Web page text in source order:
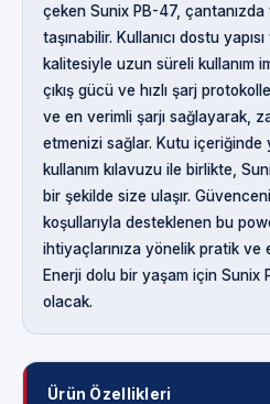
çeken Sunix PB-47,
taşınabilir. Kullanıcı dostu
kalitesiyle uzun süreli kullanım
çıkış gücü ve hızlı şarj
ve en verimli şarjı sağlayarak,
etmenizi sağlar. Kutu içeriğinde
kullanım kılavuzu ile birlikte,
bir şekilde size ulaşır.
koşullarıyla desteklenen bu
ihtiyaçlarınıza yönelik pratik ve
Enerji dolu bir yaşam için Sunix
olacak.
Ürün Özellikleri